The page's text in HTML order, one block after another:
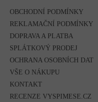
OBCHODNÍ PODMÍNKY
REKLAMAČNÍ PODMÍNKY
DOPRAVA A PLATBA
SPLÁTKOVÝ PRODEJ
OCHRANA OSOBNÍCH DAT
VŠE O NÁKUPU
KONTAKT
RECENZE VYSPIMESE.CZ